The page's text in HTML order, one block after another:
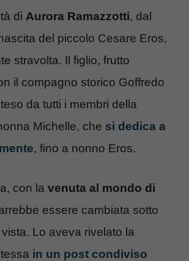
di Aurora Ramazzotti, dal
del piccolo Cesare Eros,
stravolta. Il figlio, frutto
il compagno storico Goffredo
da tutti i membri della
Michelle, che si dedica a
, fino a nonno Eros.
con la venuta al mondo di
essere cambiata sotto
Lo aveva rivelato la
in un post condiviso